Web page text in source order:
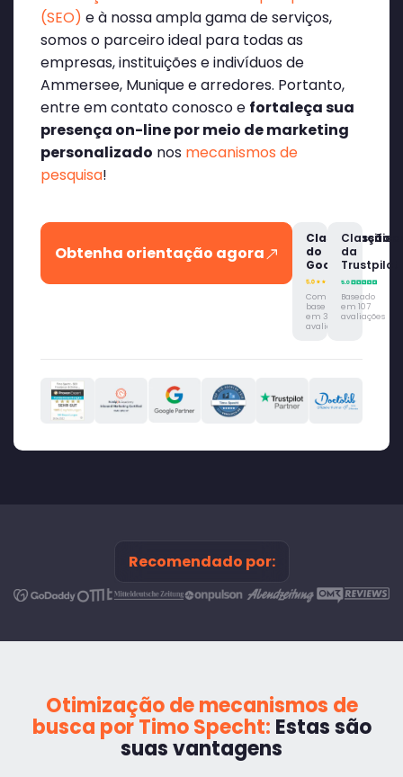
(SEO) e à nossa ampla gama de serviços,
somos o parceiro ideal para todas as
empresas, instituições e indivíduos de
Ammersee, Munique e arredores. Portanto,
entre em contato conosco e fortaleça sua
presença on-line por meio de marketing
personalizado nos mecanismos de
pesquisa!
Obtenha orientação agora
Classificação
do
Google
Com
base
em 315
avaliações
da
Trustpilot
Baseado
em 107
avaliações
Recomendado por:
Otimização de mecanismos de
busca por Timo Specht: Estas são
suas vantagens